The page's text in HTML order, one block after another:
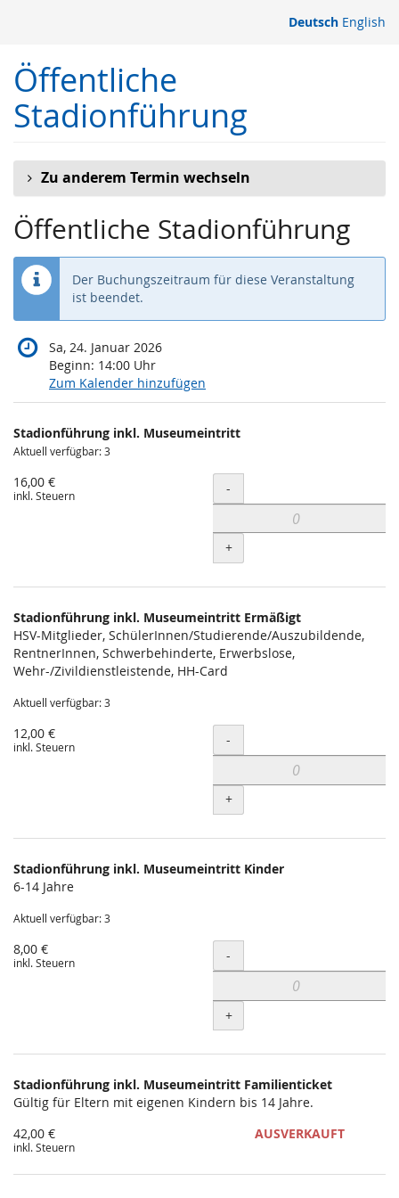
springen
Deutsch English
Öffentliche
Stadionführung
Zu anderem Termin wechseln
Öffentliche Stadionführung
Der Buchungszeitraum für diese Veranstaltung
ist beendet.
Sa, 24. Januar 2026
Beginn: 14:00 Uhr
Zum Kalender hinzufügen
Produkte
Unkategorisierte
Produkte
Stadionführung inkl. Museumeintritt
Aktuell verfügbar: 3
16,00 €
inkl. Steuern Menge
-
+
Stadionführung inkl. Museumeintritt Ermäßigt
HSV-Mitglieder, SchülerInnen/Studierende/Auszubildende,
RentnerInnen, Schwerbehinderte, Erwerbslose,
Wehr-/Zivildienstleistende, HH-Card
Aktuell verfügbar: 3
12,00 €
inkl. Steuern Menge
-
+
Stadionführung inkl. Museumeintritt Kinder
6-14 Jahre
Aktuell verfügbar: 3
8,00 €
inkl. Steuern Menge
-
+
Stadionführung inkl. Museumeintritt Familienticket
Gültig für Eltern mit eigenen Kindern bis 14 Jahre.
42,00 €
inkl. Steuern
AUSVERKAUFT